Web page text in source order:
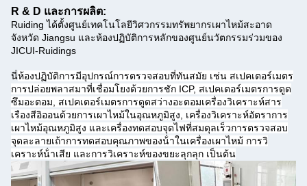
R & D และการผลิต:
Ruiding ได้ตั้งศูนย์เทคโนโลยีวิศวกรรมทรัพยากรเผาไหม้สะอาด
จังหวัด Jiangsu และห้องปฏิบัติการหลักของศูนย์นวัตกรรมร่วมของ
JICUI-Ruidings
นี่ห้องปฏิบัติการมีอุปกรณ์การตรวจสอบที่ทันสมัย เช่น สเปคเตอร์เมตร
การปล่อยพลาสมาที่เชื่อมโยงด้วยการชัก ICP, สเปคเตอร์เมตรการดูด
ซึมอะตอม, สเปคเตอร์เมตรการดูดสว่างอะตอมเครื่องวิเคราะห์สาร
เรืองสีอิออนด้วยการเผาไหม้ในอุณหภูมิสูง, เครื่องวิเคราะห์อัตราการ
เผาไหม้อุณหภูมิสูง และเครื่องทดสอบจุดไฟที่สมดุลเร็วการตรวจสอบ
จุดละลายเถ้าการทดสอบคุณภาพของน้ําในเครื่องเผาไหม้ การวิ
เคราะห์น้ําเสีย และการวิเคราะห์ของขยะลุกลุก เป็นต้น